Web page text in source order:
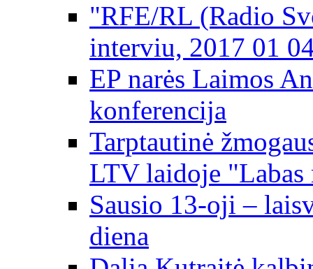
"RFE/RL (Radio
interviu, 2017 01
EP narės Laimos
konferencija
Tarptautinė
LTV laidoje
Sausio 13-oji –
diena